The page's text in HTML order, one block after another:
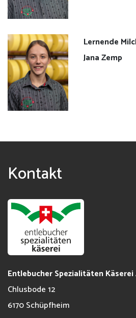
Lernende
Jana Zemp
Kontakt
Entlebucher Spezialitäten Käserei
Chlusbode 12
6170Schüpfheim